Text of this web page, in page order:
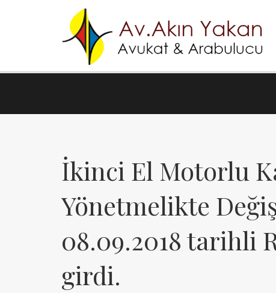
İkinci El Motorlu
Yönetmelikte
08.09.2018 tarihli
girdi.